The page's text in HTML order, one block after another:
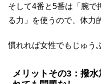
そして4番と5番は「腕で
る力」を使うので、体力
慣れれば女性でもじゅう
メリットその3：撥